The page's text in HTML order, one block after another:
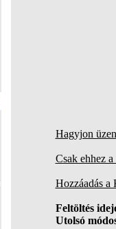
Hagyjon
Csak ehhez
Hozzáadás
Feltöltés
Utolsó